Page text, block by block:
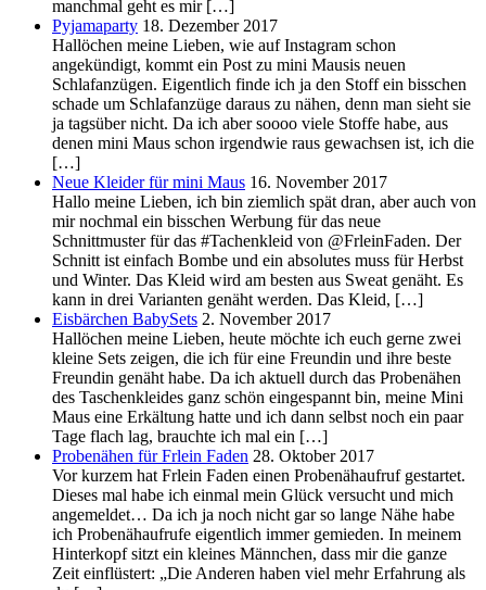
manchmal geht es mir […]
Pyjamaparty 18. Dezember 2017
Hallöchen meine Lieben, wie auf Instagram schon
angekündigt, kommt ein Post zu mini Mausis neuen
Schlafanzügen. Eigentlich finde ich ja den Stoff ein bisschen
schade um Schlafanzüge daraus zu nähen, denn man sieht sie
ja tagsüber nicht. Da ich aber soooo viele Stoffe habe, aus
denen mini Maus schon irgendwie raus gewachsen ist, ich die
[…]
Neue Kleider für mini Maus 16. November 2017
Hallo meine Lieben, ich bin ziemlich spät dran, aber auch von
mir nochmal ein bisschen Werbung für das neue
Schnittmuster für das #Tachenkleid von @FrleinFaden. Der
Schnitt ist einfach Bombe und ein absolutes muss für Herbst
und Winter. Das Kleid wird am besten aus Sweat genäht. Es
kann in drei Varianten genäht werden. Das Kleid, […]
Eisbärchen BabySets 2. November 2017
Hallöchen meine Lieben, heute möchte ich euch gerne zwei
kleine Sets zeigen, die ich für eine Freundin und ihre beste
Freundin genäht habe. Da ich aktuell durch das Probenähen
des Taschenkleides ganz schön eingespannt bin, meine Mini
Maus eine Erkältung hatte und ich dann selbst noch ein paar
Tage flach lag, brauchte ich mal ein […]
Probenähen für Frlein Faden 28. Oktober 2017
Vor kurzem hat Frlein Faden einen Probenähaufruf gestartet.
Dieses mal habe ich einmal mein Glück versucht und mich
angemeldet… Da ich ja noch nicht gar so lange Nähe habe
ich Probenähaufrufe eigentlich immer gemieden. In meinem
Hinterkopf sitzt ein kleines Männchen, dass mir die ganze
Zeit einflüstert: „Die Anderen haben viel mehr Erfahrung als